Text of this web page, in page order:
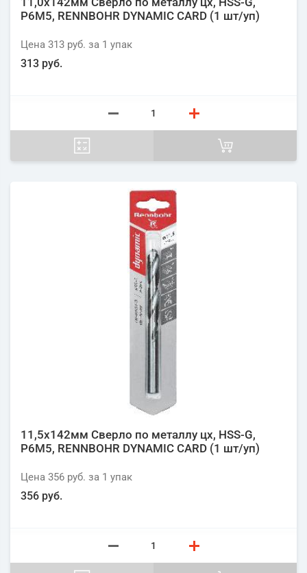
P6M5, RENNBOHR DYNAMIC CARD (1 шт/уп)
Цена 313 руб. за 1 упак
313 руб.
11,5х142мм Сверло по металлу цх, HSS-G,
P6M5, RENNBOHR DYNAMIC CARD (1 шт/уп)
Цена 356 руб. за 1 упак
356 руб.